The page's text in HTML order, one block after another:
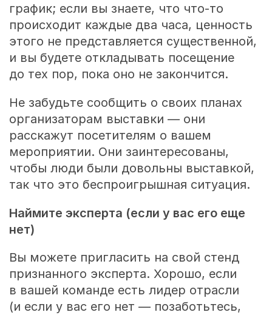
график; если вы знаете, что что-то
происходит каждые два часа, ценность
этого не представляется существенной,
и вы будете откладывать посещение
до тех пор, пока оно не закончится.
Не забудьте сообщить о своих планах
организаторам выставки — они
расскажут посетителям о вашем
мероприятии. Они заинтересованы,
чтобы люди были довольны выставкой,
так что это беспроигрышная ситуация.
Наймите эксперта (если у вас его еще
нет)
Вы можете пригласить на свой стенд
признанного эксперта. Хорошо, если
в вашей команде есть лидер отрасли
(и если у вас его нет — позаботьтесь,